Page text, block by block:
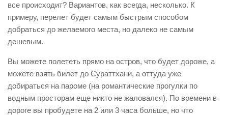
все происходит? Вариантов, как всегда, несколько. К
примеру, перелет будет самым быстрым способом
добраться до желаемого места, но далеко не самым
дешевым.
Вы можете полететь прямо на остров, что будет дороже, а
можете взять билет до Сураттхани, а оттуда уже
добираться на пароме (на романтические прогулки по
водным просторам еще никто не жаловался). По времени в
дороге вы пробудете на 2 или 3 часа больше, но что